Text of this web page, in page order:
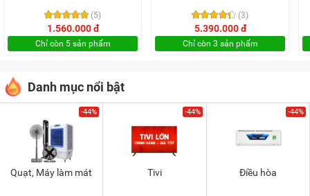
(5)
1.560.000 đ
Chỉ còn 5 sản phẩm
(3)
5.390.000 đ
Chỉ còn 3 sản phẩm
Danh mục nổi bật
-44%
Quạt, Máy làm mát
-44%
Tivi
-44%
Điều hòa